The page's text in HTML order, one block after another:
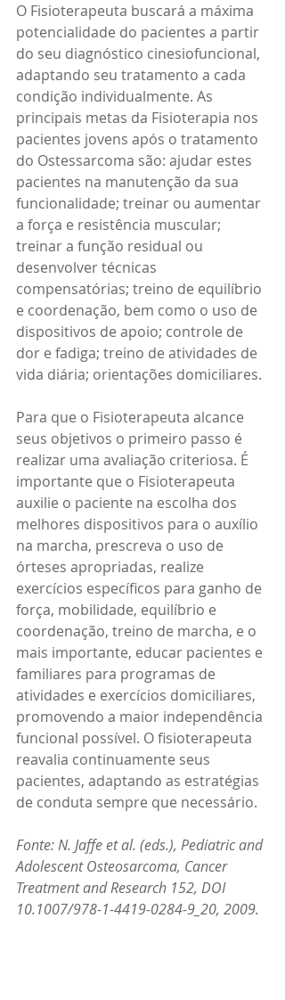
O Fisioterapeuta buscará a máxima
potencialidade do pacientes a partir
do seu diagnóstico cinesiofuncional,
adaptando seu tratamento a cada
condição individualmente. As
principais metas da Fisioterapia nos
pacientes jovens após o tratamento
do Ostessarcoma são: ajudar estes
pacientes na manutenção da sua
funcionalidade; treinar ou aumentar
a força e resistência muscular;
treinar a função residual ou
desenvolver técnicas
compensatórias; treino de equilíbrio
e coordenação, bem como o uso de
dispositivos de apoio; controle de
dor e fadiga; treino de atividades de
vida diária; orientações domiciliares.
Para que o Fisioterapeuta alcance
seus objetivos o primeiro passo é
realizar uma avaliação criteriosa. É
importante que o Fisioterapeuta
auxilie o paciente na escolha dos
melhores dispositivos para o auxílio
na marcha, prescreva o uso de
órteses apropriadas, realize
exercícios específicos para ganho de
força, mobilidade, equilíbrio e
coordenação, treino de marcha, e o
mais importante, educar pacientes e
familiares para programas de
atividades e exercícios domiciliares,
promovendo a maior independência
funcional possível. O fisioterapeuta
reavalia continuamente seus
pacientes, adaptando as estratégias
de conduta sempre que necessário.
Fonte: N. Jaffe et al. (eds.), Pediatric and
Adolescent Osteosarcoma, Cancer
Treatment and Research 152, DOI
10.1007/978-1-4419-0284-9_20, 2009.